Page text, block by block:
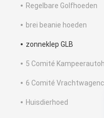
Regelbare Golfhoeden
brei beanie hoeden
zonneklep GLB
5 Comité
6 Comité
Huisdierhoed